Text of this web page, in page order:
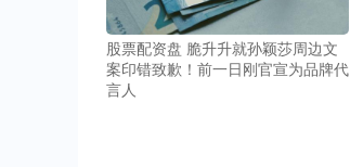
股票配资盘 脆升升就孙颖莎周边文
案印错致歉！前一日刚官宣为品牌代
言人